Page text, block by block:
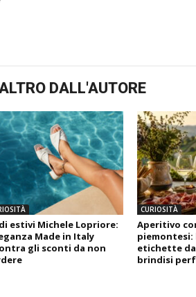
DALL'AUTORE
estivi Michele Lopriore:
Made in Italy
gli sconti da non
CURIOSITÀ
Aperitivo
piemontesi:
etichette
brindisi